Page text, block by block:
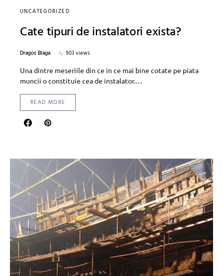
UNCATEGORIZED
Cate tipuri de instalatori exista?
Dragos Blaga
903 views
Una dintre meseriile din ce in ce mai bine cotate pe piata
muncii o constituie cea de instalator.…
READ MORE